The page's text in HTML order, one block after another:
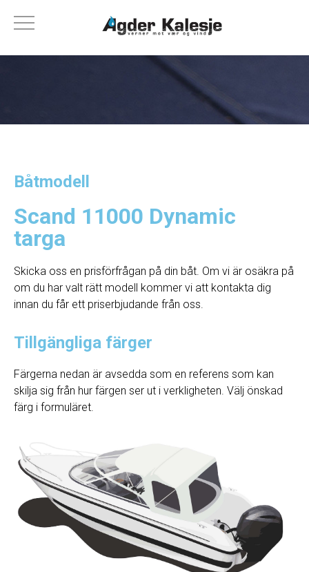
Båtmodell
Scand 11000 Dynamic
targa
Skicka oss en prisförfrågan på din båt. Om vi ​​är osäkra på
om du har valt rätt modell kommer vi att kontakta dig
innan du får ett priserbjudande från oss.
Tillgängliga färger
Färgerna nedan är avsedda som en referens som kan
skilja sig från hur färgen ser ut i verkligheten. Välj önskad
färg i formuläret.